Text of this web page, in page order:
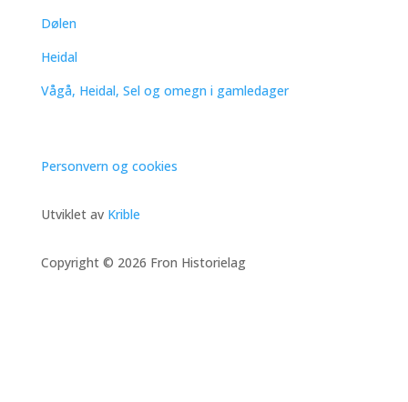
Dølen
Heidal
Vågå, Heidal, Sel og omegn i gamledager
Personvern og cookies
Utviklet av Krible
Copyright © 2026 Fron Historielag